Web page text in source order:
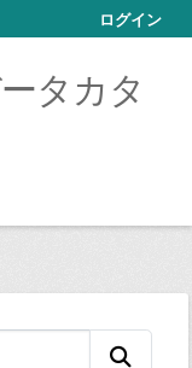
ログイン
タカタ